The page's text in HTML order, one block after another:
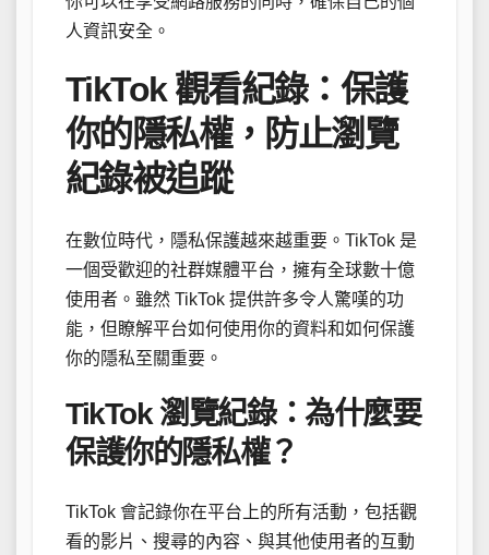
人資訊安全。
TikTok 觀看紀錄：保護
你的隱私權，防止瀏覽
紀錄被追蹤
在數位時代，隱私保護越來越重要。TikTok 是
一個受歡迎的社群媒體平台，擁有全球數十億
使用者。雖然 TikTok 提供許多令人驚嘆的功
能，但瞭解平台如何使用你的資料和如何保護
你的隱私至關重要。
TikTok 瀏覽紀錄：為什麼要
保護你的隱私權？
TikTok 會記錄你在平台上的所有活動，包括觀
看的影片、搜尋的內容、與其他使用者的互動